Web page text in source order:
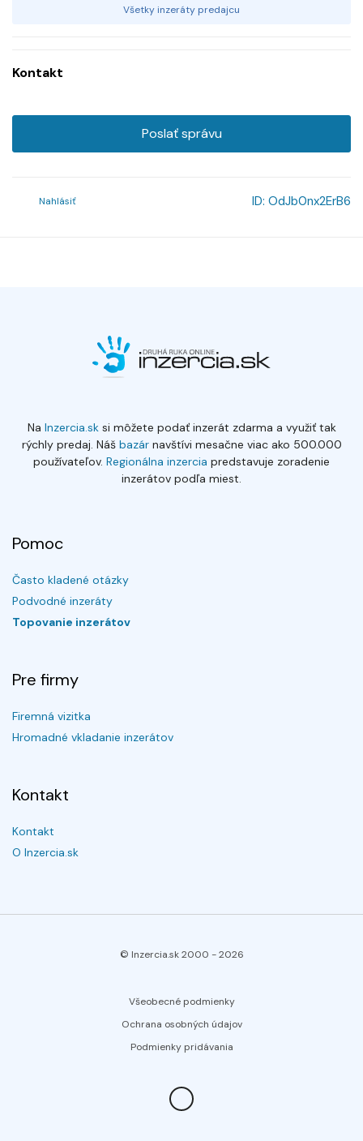
Všetky inzeráty predajcu
Kontakt
Poslať správu
Nahlásiť ID: OdJb0nx2ErB6
Na Inzercia.sksi môžete podať inzerát zdarma a využiť tak
rýchly predaj. Náš bazárnavštívi mesačne viac ako 500.000
používateľov. Regionálna inzercia predstavuje zoradenie
inzerátov podľa miest.
Pomoc
Často kladené otázky
Podvodné inzeráty
Topovanie inzerátov
Pre firmy
Firemná vizitka
Hromadné vkladanie inzerátov
Kontakt
Kontakt
O Inzercia.sk
© Inzercia.sk 2000 -2026
Všeobecné podmienky
Ochrana osobných údajov
Podmienky pridávania